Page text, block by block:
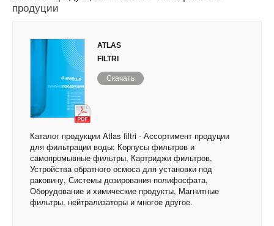
продуции
ATLAS
FILTRI
Скачать
Каталог продукции Atlas filtri - Ассортимент продуции
для фильтрации воды: Корпусы фильтров и
самопромывные фильтры, Картриджи фильтров,
Устройства обратного осмоса для установки под
раковину, Системы дозирования полифосфата,
Оборудование и химические продукты, Магнитные
фильтры, нейтрализаторы и многое другое.